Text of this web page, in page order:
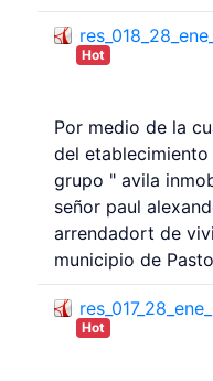
Hot
Por medio de la
del
grupo " avila
señor paul
arrendadort de
municipio de
Hot